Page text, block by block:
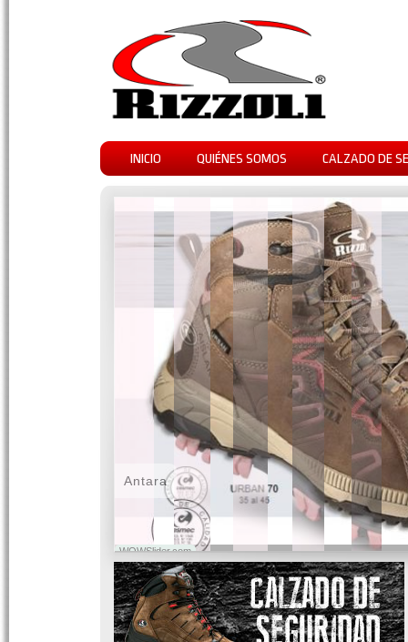
INICIO QUIÉNES SOMOS CALZADO DE
WOWSlider.com
Antara